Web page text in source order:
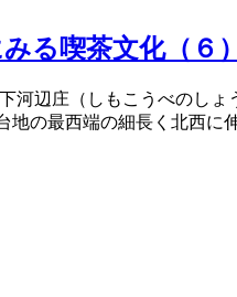
る喫茶文化（
河辺庄（しもこうべのし
地の最西端の細長く北西